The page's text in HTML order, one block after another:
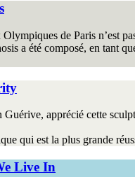
de Paris n’est
a été composé, en tant
apprécié cette
qui est la plus grande
Live In